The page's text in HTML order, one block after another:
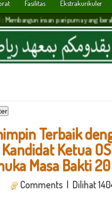
Fasilitas
Ekstrakurikuler
insan paripurna yang
Terbaik
Ketua
Masa Bakti 20
Comments | Dilihat